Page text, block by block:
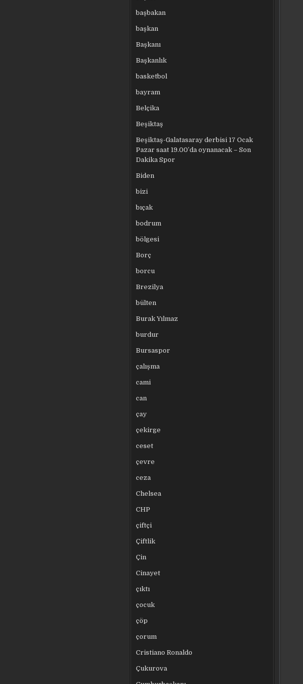
başbakan
başkan
Başkanı
Başkanlık
basketbol
bayram
Belçika
Beşiktaş
Beşiktaş-Galatasaray derbisi 17 Ocak
Pazar saat 19.00’da oynanacak – Son
Dakika Spor
Biden
bizi
bıçak
bodrum
bölgesi
Borç
borcu
Brezilya
bülten
Burak Yılmaz
burdur
Bursaspor
çalışma
cami
can
çay
çekirge
ceset
çevre
ceza
Chelsea
CHP
çiftçi
Çiftlik
Çin
Cinayet
çıktı
çocuk
çöp
çorum
Cristiano Ronaldo
Çukurova